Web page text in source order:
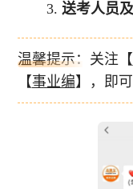
3. 送考人员
温馨提示：关注【
【事业编】，即